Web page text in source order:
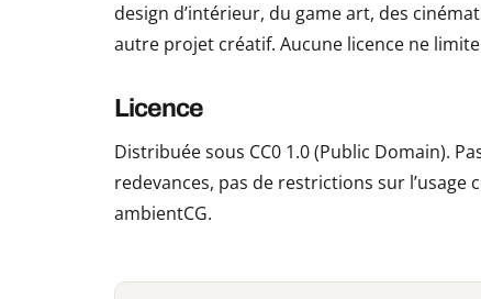
design d’intérieur, du game art, des
autre projet créatif. Aucune licence ne limite
Licence
Distribuée sous CC0 1.0 (Public Domain).
redevances, pas de restrictions sur l’usage
ambientCG.